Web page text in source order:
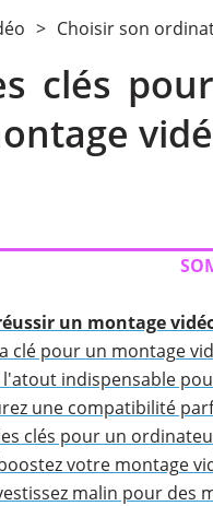
> Choisir son
clés
un montage
clé pour un montage
l'atout indispensable
une compatibilité
clés pour un
votre montage
malin pour des